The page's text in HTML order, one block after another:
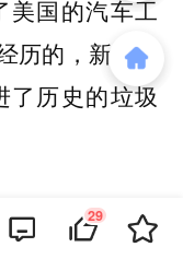
美国的汽车工
历的，新能源
了历史的垃圾
29